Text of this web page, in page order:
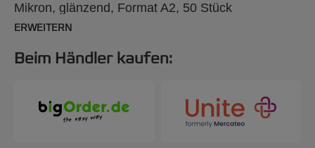
Mikron, glänzend, Format A2, 50 Stück
ERWEITERN
Beim Händler kaufen: